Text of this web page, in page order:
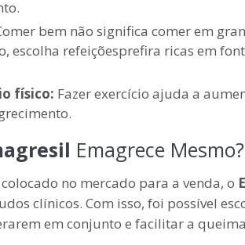
bem não significa comer em
escolha refeiçõesprefira ricas em
físico: Fazer exercício ajuda a
Emagrece
no mercado para a venda, o
clínicos. Com isso, foi possível
em conjunto e facilitar a